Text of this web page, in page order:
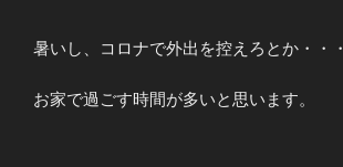
暑いし、コロナで外出を控えろとか・・・
お家で過ごす時間が多いと思います。